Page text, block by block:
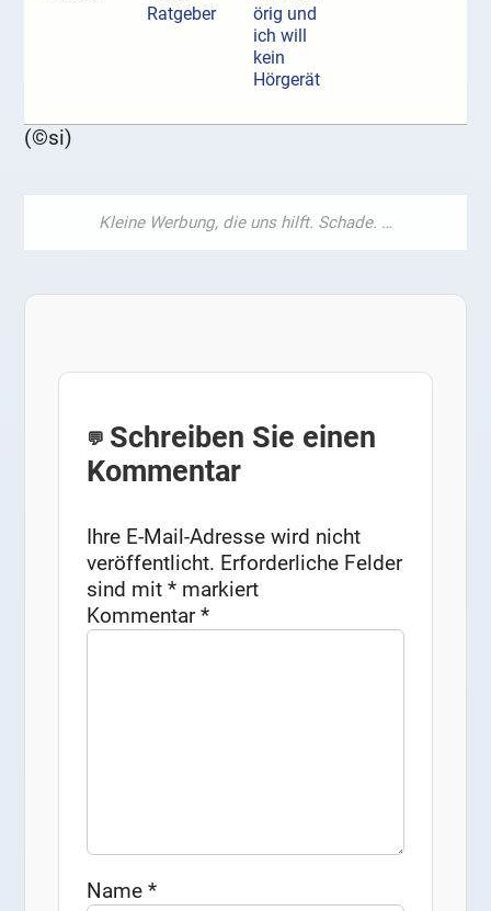
Ratgeber
örig und
ich will
kein
Hörgerät
(©si)
Schreiben Sie einen
Kommentar
Ihre E-Mail-Adresse wird nicht
veröffentlicht. Erforderliche Felder
sind mit* markiert
Kommentar*
Name*